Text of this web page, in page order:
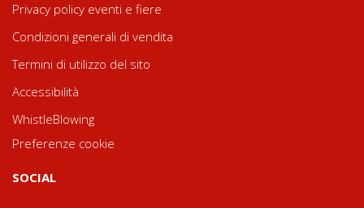
Privacy policy eventi e fiere
Condizioni generali di vendita
Termini di utilizzo del sito
Accessibilità
WhistleBlowing
Preferenze cookie
SOCIAL